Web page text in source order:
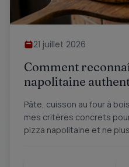
21 juillet 2026
Comment
napolitaine
Pâte, cuisson au four à
mes critères concrets
pizza napolitaine et ne